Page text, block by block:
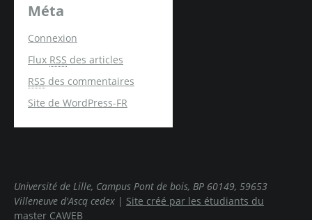
Méta
Connexion
Flux RSS des articles
RSS des commentaires
Site de WordPress-FR
Université de Lille, Campus Pont de bois, BP 60149, 59653
Villeneuve d'Ascq cedex | Site créé par les étudiants du
master CAWEB